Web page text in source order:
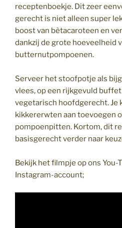
receptenboekje. Dit zeer
gerecht is niet alleen super
boost van bètacaroteen en
dankzij de grote hoeveelheid
butternutpompoenen.
Serveer het stoofpotje als
vlees, op een rijkgevuld
vegetarisch hoofdgerecht. Je
kikkererwten aan toevoegen
pompoenpitten. Kortom, dit
basisgerecht verder naar
Bekijk het filmpje op ons You-
Instagram-account;